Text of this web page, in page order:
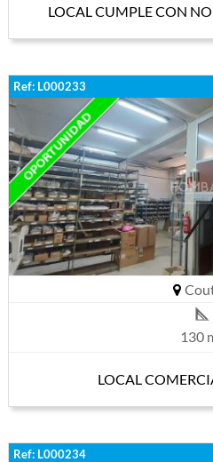
LOCAL CUMPLE CON
Ref: L000233
130
LOCAL
Ref: L000234